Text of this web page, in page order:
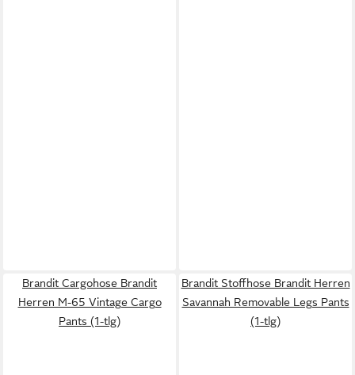
Brandit Cargohose Brandit
Herren M-65 Vintage Cargo
Pants (1-tlg)
Brandit Stoffhose Brandit Herren
Savannah Removable Legs Pants
(1-tlg)